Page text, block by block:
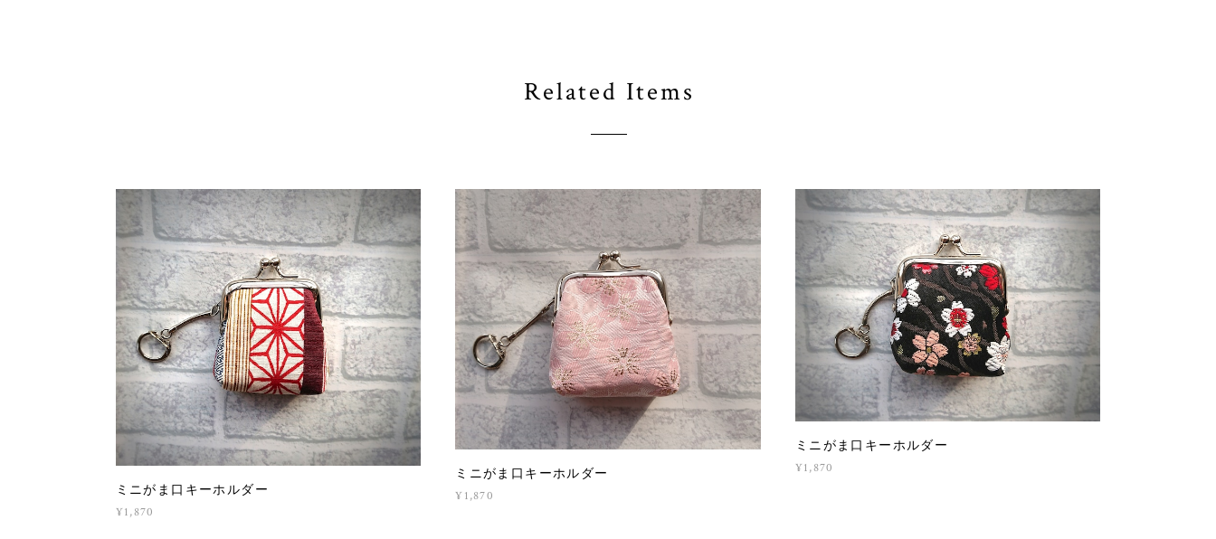
Related Items
ミニがま口キーホルダー
¥1,870
ミニがま口キーホルダー
¥1,870
ミニがま口キーホルダー
¥1,870